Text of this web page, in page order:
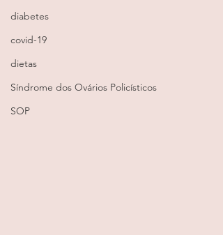
diabetes
covid-19
dietas
Síndrome dos Ovários Policísticos
SOP